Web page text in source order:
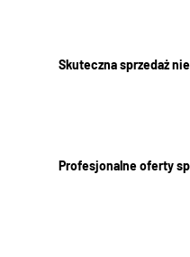
Skuteczna sprzedaż
Profesjonalne oferty